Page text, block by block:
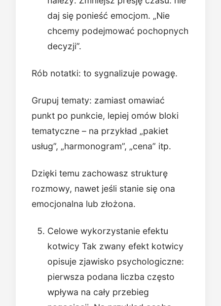
daj się ponieść emocjom. „Nie
chcemy podejmować pochopnych
decyzji”.
Rób notatki: to sygnalizuje powagę.
Grupuj tematy: zamiast omawiać
punkt po punkcie, lepiej omów bloki
tematyczne – na przykład „pakiet
usług”, „harmonogram”, „cena” itp.
Dzięki temu zachowasz strukturę
rozmowy, nawet jeśli stanie się ona
emocjonalna lub złożona.
Celowe wykorzystanie efektu
kotwicy Tak zwany efekt kotwicy
opisuje zjawisko psychologiczne:
pierwsza podana liczba często
wpływa na cały przebieg